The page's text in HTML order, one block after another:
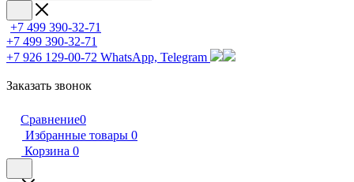
+7 499 390-32-71
+7 499 390-32-71
+7 926 129-00-72 WhatsApp, Telegram
Заказать звонок
Сравнение0
Избранные товары 0
Корзина 0